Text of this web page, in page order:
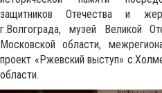
защитников Отечества и
г.Волгограда, музей Великой
Московской области,
проект «Ржевский выступ»
области.